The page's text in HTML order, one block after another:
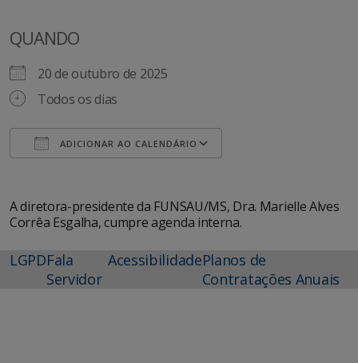
QUANDO
20 de outubro de 2025
Todos os dias
ADICIONAR AO CALENDÁRIO
A diretora-presidente da FUNSAU/MS, Dra. Marielle Alves
Corrêa Esgalha, cumpre agenda interna.
LGPDFala
Servidor
AcessibilidadePlanos de
Contratações Anuais